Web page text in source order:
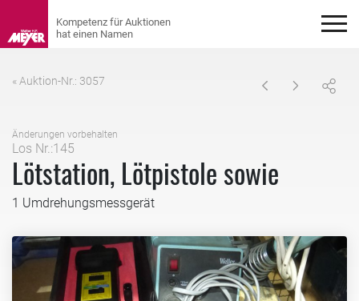
« Auktion-Nr.: 3057
Änderungen vorbehalten
Los Nr.:145
Lötstation, Lötpistole sowie
1 Umdrehungsmessgerät